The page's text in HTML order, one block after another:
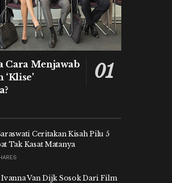
Cara Menjawab
Ceritakan Kisah Pilu 5
Tak Kasat Matanya
Ivanna Van Dijk Sosok Dari Film